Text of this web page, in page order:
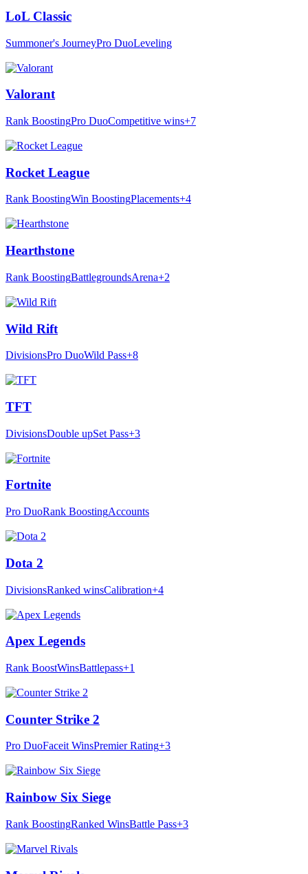
LoL Classic
Summoner's JourneyPro DuoLeveling
Valorant
Rank BoostingPro DuoCompetitive wins+7
Rocket League
Rank BoostingWin BoostingPlacements+4
Hearthstone
Rank BoostingBattlegroundsArena+2
Wild Rift
DivisionsPro DuoWild Pass+8
TFT
DivisionsDouble upSet Pass+3
Fortnite
Pro DuoRank BoostingAccounts
Dota 2
DivisionsRanked winsCalibration+4
Apex Legends
Rank BoostWinsBattlepass+1
Counter Strike 2
Pro DuoFaceit WinsPremier Rating+3
Rainbow Six Siege
Rank BoostingRanked WinsBattle Pass+3